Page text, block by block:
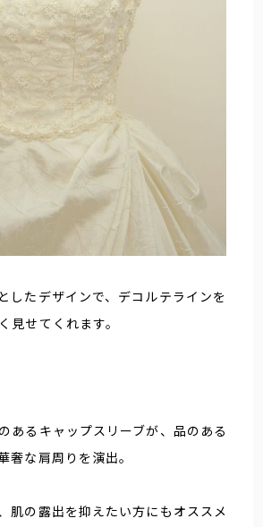
したデザインで、デコルテラインを
見せてくれます。
あるキャップスリーブが、品のある
奢な肩周りを演出。
肌の露出を抑えたい方にもオススメ